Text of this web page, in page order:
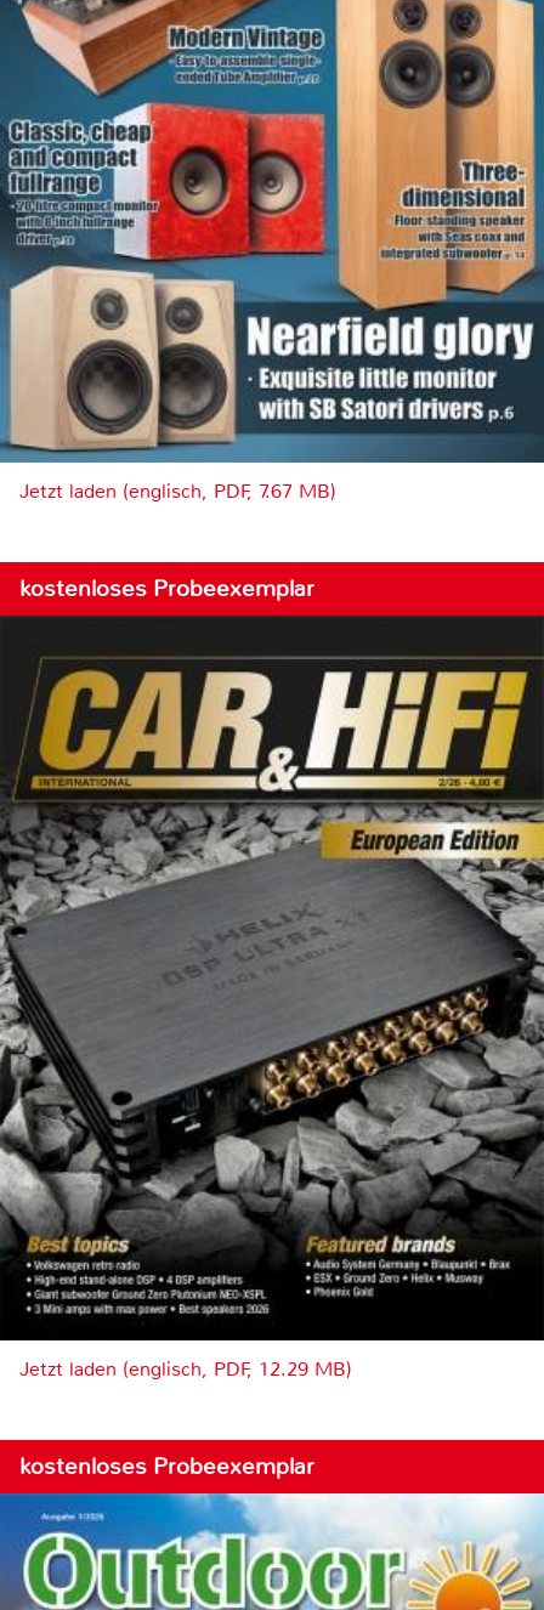
Jetzt laden (englisch, PDF, 7.67 MB)
kostenloses Probeexemplar
Jetzt laden (englisch, PDF, 12.29 MB)
kostenloses Probeexemplar